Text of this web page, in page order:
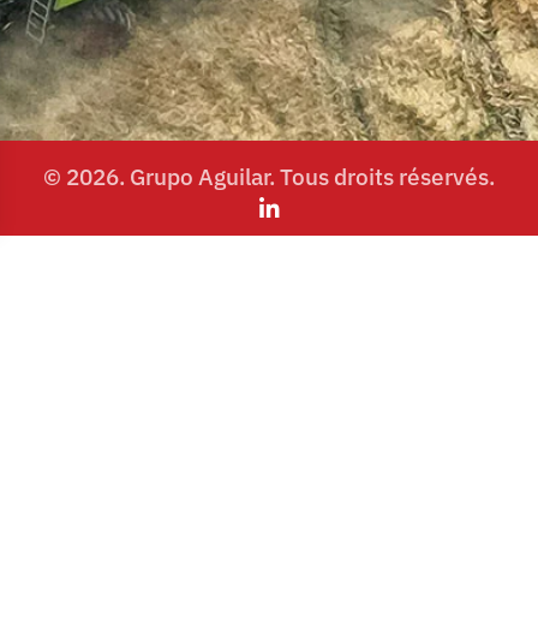
© 2026. Grupo Aguilar. Tous droits réservés.